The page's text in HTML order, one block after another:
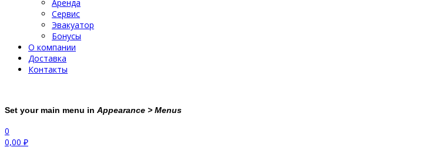
Аренда
Сервис
Эвакуатор
Бонусы
О компании
Доставка
Контакты
Set your main menu in Appearance > Menus
0
0,00 ₽